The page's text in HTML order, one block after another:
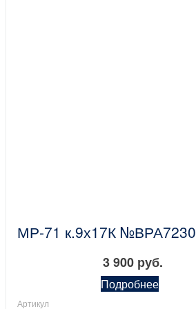
МР-71 к.9х17К №ВРА7230
3 900 руб.
Подробнее
Артикул